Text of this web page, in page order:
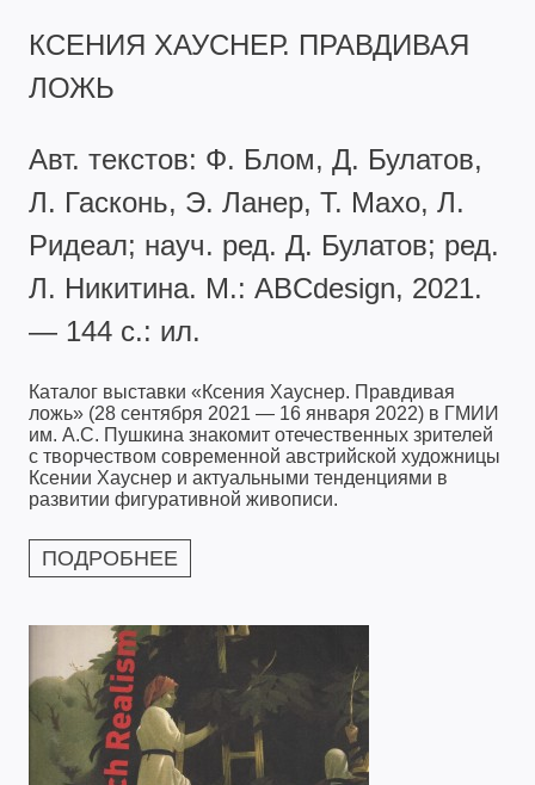
КСЕНИЯ ХАУСНЕР. ПРАВДИВАЯ
ЛОЖЬ
Авт. текстов: Ф. Блом, Д. Булатов,
Л. Гасконь, Э. Ланер, Т. Махо, Л.
Ридеал; науч. ред. Д. Булатов; ред.
Л. Никитина. М.: ABCdesign, 2021.
— 144 с.: ил.
Каталог выставки «Ксения Хауснер. Правдивая
ложь» (28 сентября 2021 — 16 января 2022) в ГМИИ
им. А.С. Пушкина знакомит отечественных зрителей
с творчеством современной австрийской художницы
Ксении Хауснер и актуальными тенденциями в
развитии фигуративной живописи.
ПОДРОБНЕЕ